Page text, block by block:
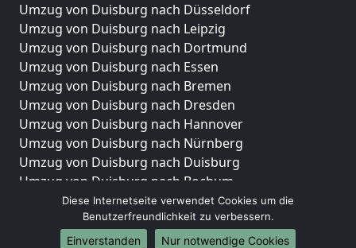
Umzug von Duisburg nach Düsseldorf
Umzug von Duisburg nach Leipzig
Umzug von Duisburg nach Dortmund
Umzug von Duisburg nach Essen
Umzug von Duisburg nach Bremen
Umzug von Duisburg nach Dresden
Umzug von Duisburg nach Hannover
Umzug von Duisburg nach Nürnberg
Umzug von Duisburg nach Duisburg
Umzug von Duisburg nach Bochum
Umzug von Duisburg nach Wuppertal
Umzug von Duisburg nach Bielefeld
Umzug von Duisburg nach Bonn
Diese Internetseite verwendet Cookies um die
Benutzerfreundlichkeit zu verbessern.
Einverstanden
Nur notwendige Cookies